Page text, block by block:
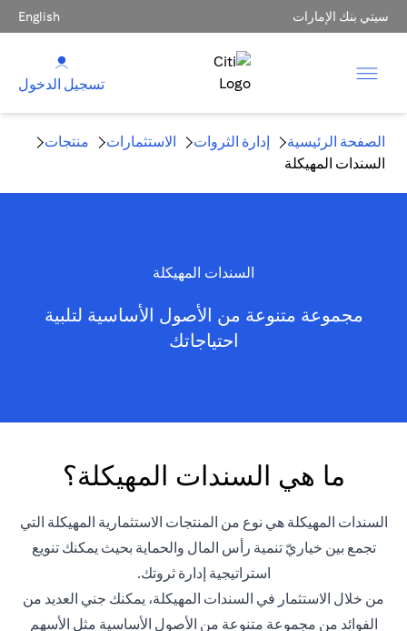
سيتي بنك الإمارات English
تسجيل الدخول
الصفحة الرئيسية إدارة الثروات الاستثمارات
منتجات
السندات المهيكلة
السندات المهيكلة
مجموعة متنوعة من الأصول الأساسية لتلبية
احتياجاتك
ما هي السندات المهيكلة؟
السندات المهيكلة هي نوع من المنتجات الاستثمارية المهيكلة التي
تجمع بين خياريّ تنمية رأس المال والحماية بحيث يمكنك تنويع
استراتيجية إدارة ثروتك.
من خلال الاستثمار في السندات المهيكلة، يمكنك جني العديد من
الفوائد من مجموعة متنوعة من الأصول الأساسية مثل الأسهم